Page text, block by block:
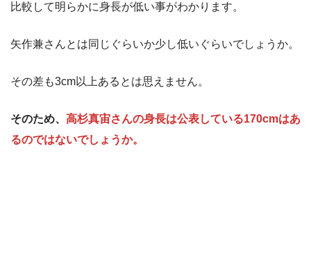
比較して明らかに身長が低い事がわかります。
矢作兼さんとは同じぐらいか少し低いぐらいでしょうか。
その差も3cm以上あるとは思えません。
そのため、 高杉真宙さんの身長は公表している170cmはあ
るのではないでしょうか。